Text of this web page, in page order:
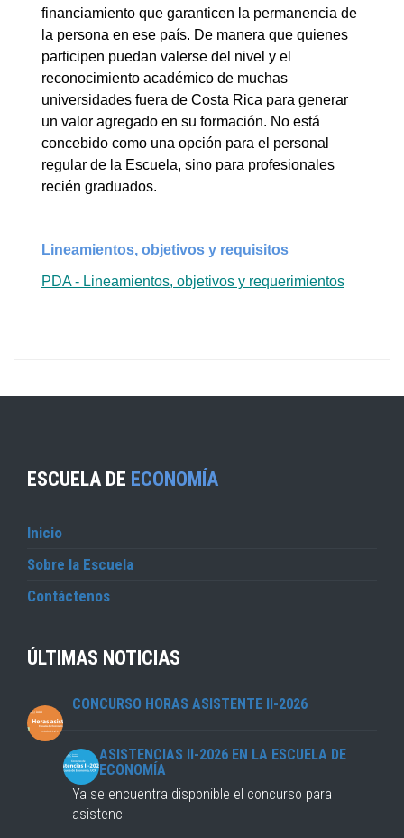
financiamiento que garanticen la permanencia de
la persona en ese país. De manera que quienes
participen puedan valerse del nivel y el
reconocimiento académico de muchas
universidades fuera de Costa Rica para generar
un valor agregado en su formación. No está
concebido como una opción para el personal
regular de la Escuela, sino para profesionales
recién graduados.
Lineamientos, objetivos y requisitos
PDA - Lineamientos, objetivos y requerimientos
ESCUELA DE ECONOMÍA
Inicio
Sobre la Escuela
Contáctenos
ÚLTIMAS NOTICIAS
CONCURSO HORAS ASISTENTE II-2026
ASISTENCIAS II-2026 EN LA ESCUELA DE
ECONOMÍA
Ya se encuentra disponible el concurso para
asistenc